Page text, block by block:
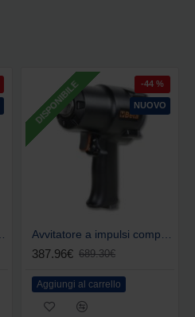
NUOVO
DISPONIBILE -44 %
387.96€ 689.30€
Aggiungi al carrello